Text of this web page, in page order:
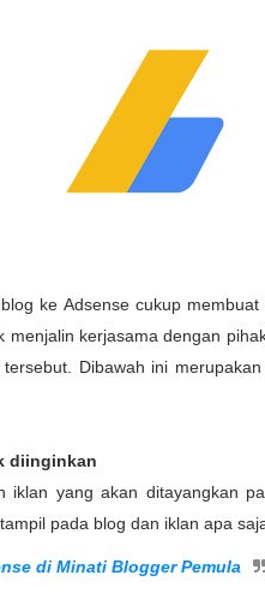
ke Adsense cukup
menjalin kerjasama dengan
Dibawah ini
diinginkan
iklan yang akan ditayangkan
pada blog dan iklan apa
di Minati Blogger Pemula